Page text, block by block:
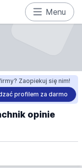
Menu
Zaopiekuj się nim!
profilem za darmo
opinie